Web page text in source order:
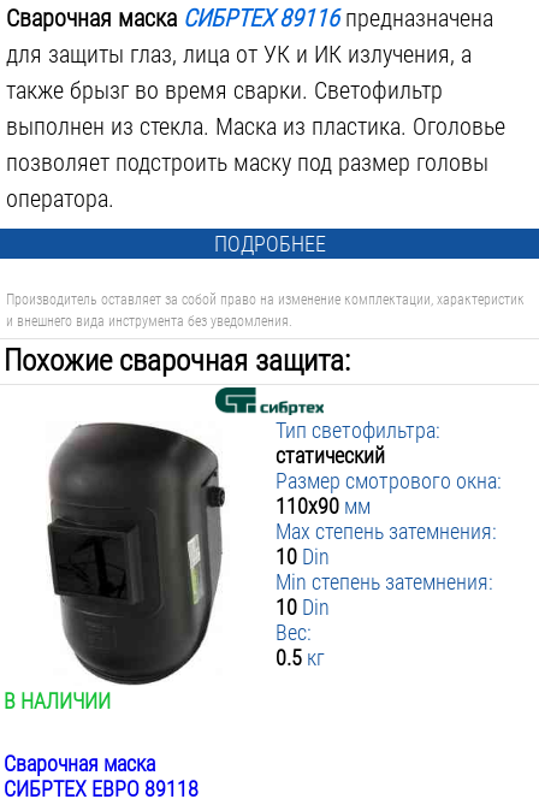
Сварочная маска СИБРТЕХ 89116предназначена
для защиты глаз, лица от УК и ИК излучения, а
также брызг во время сварки. Светофильтр
выполнен из стекла. Маска из пластика. Оголовье
позволяет подстроить маску под размер головы
оператора.
ПОДРОБНЕЕ
Производитель оставляет за собой право на изменение комплектации, характеристик
и внешнего вида инструмента без уведомления.
Похожие сварочная защита:
Тип светофильтра:
статический
Размер смотрового окна:
110х90 мм
Max степень затемнения:
10 Din
Min степень затемнения:
10 Din
Вес:
0.5 кг
В НАЛИЧИИ
Сварочная маска
СИБРТЕХ ЕВРО 89118